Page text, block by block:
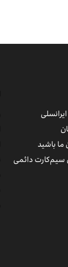
باشید
سیم‌کارت دائمی